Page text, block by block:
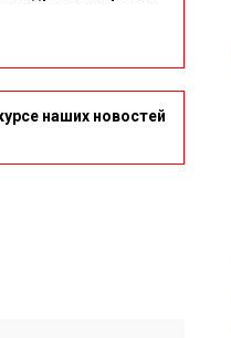
наших новостей